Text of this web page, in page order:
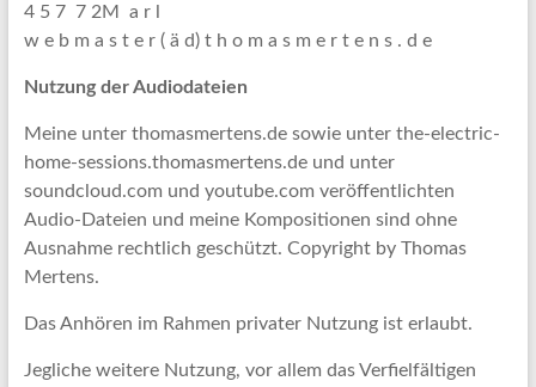
4 5 7 7 2M a r l
w e b m a s t e r ( ä d) t h o m a s m e r t e n s . d e
Nutzung der Audiodateien
Meine unter thomasmertens.de sowie unter the-electric-
home-sessions.thomasmertens.de und unter
soundcloud.com und youtube.com veröffentlichten
Audio-Dateien und meine Kompositionen sind ohne
Ausnahme rechtlich geschützt. Copyright by Thomas
Mertens.
Das Anhören im Rahmen privater Nutzung ist erlaubt.
Jegliche weitere Nutzung, vor allem das Verfielfältigen